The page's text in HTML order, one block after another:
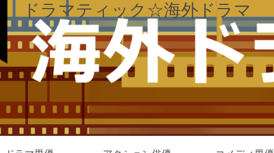
ドラマティック☆海外ドラマ